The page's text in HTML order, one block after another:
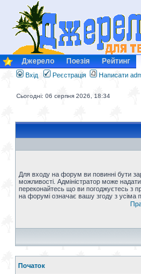
Джерело Поезія Рейтинг
Вхід Реєстрація Написати
Сьогодні: 06 серпня 2026, 18:34
Для входу на форум ви повинні бути
можливості. Адміністратор може
переконайтесь що ви погоджуєтесь з
на форумі означає вашу згоду з усіма
Початок